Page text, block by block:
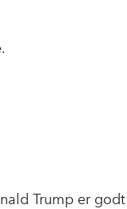
Trump er